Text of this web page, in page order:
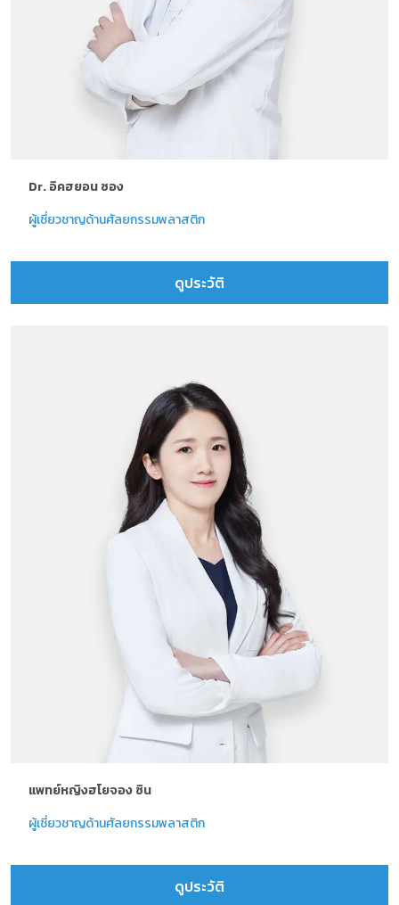
Dr. อิคฮยอน ซอง
ผู้เชี่ยวชาญด้านศัลยกรรมพลาสติก
ดูประวัติ
แพทย์หญิงฮโยจอง ซิน
ผู้เชี่ยวชาญด้านศัลยกรรมพลาสติก
ดูประวัติ